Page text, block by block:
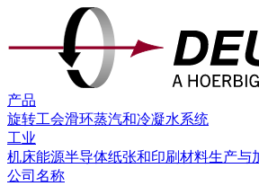
产品
旋转工会滑环蒸汽和冷凝水系统
工业
机床能源半导体纸张和印刷材料生产与
公司名称